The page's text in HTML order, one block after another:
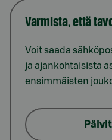
Varmista, että
Voit saada
ja ajankohtaisista
ensimmäisten